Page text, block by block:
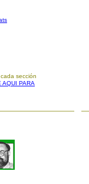
sección
AQUI PARA